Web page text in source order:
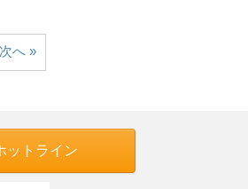
次へ »
ットライン